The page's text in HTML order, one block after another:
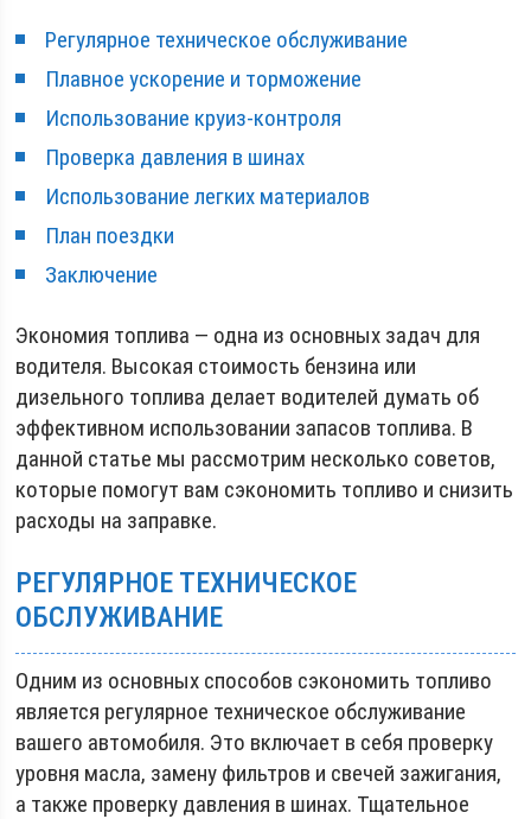
Регулярное техническое обслуживание
Плавное ускорение и торможение
Использование круиз-контроля
Проверка давления в шинах
Использование легких материалов
План поездки
Заключение
Экономия топлива — одна из основных задач для
водителя. Высокая стоимость бензина или
дизельного топлива делает водителей думать об
эффективном использовании запасов топлива. В
данной статье мы рассмотрим несколько советов,
которые помогут вам сэкономить топливо и снизить
расходы на заправке.
РЕГУЛЯРНОЕ ТЕХНИЧЕСКОЕ
ОБСЛУЖИВАНИЕ
Одним из основных способов сэкономить топливо
является регулярное техническое обслуживание
вашего автомобиля. Это включает в себя проверку
уровня масла, замену фильтров и свечей зажигания,
а также проверку давления в шинах. Тщательное